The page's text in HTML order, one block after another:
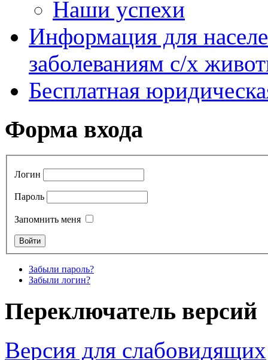
Наши успехи
Информация для
заболеваниям с/х
Бесплатная
Форма входа
Логин
Пароль
Запомнить меня
Забыли пароль?
Забыли логин?
Переключатель версий
Версия для слабовидящих